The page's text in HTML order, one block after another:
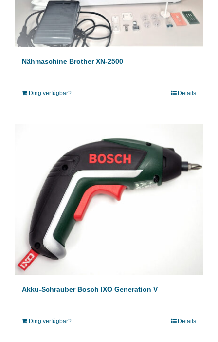
Nähmaschine Brother XN-2500
Ding verfügbar? Details
Akku-Schrauber Bosch IXO Generation V
Ding verfügbar? Details